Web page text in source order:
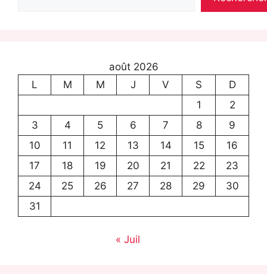
août 2026
L
M M J V S
D
1
2
3
4 5 6 7 8
9
10
11 12 13 14 15
16
17
18 19 20 21 22
23
24
25 26 27 28 29
30
31
« Juil